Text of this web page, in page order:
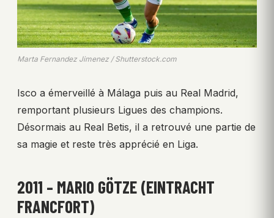
Marta Fernandez Jimenez / Shutterstock.com
Isco a émerveillé à Málaga puis au Real Madrid,
remportant plusieurs Ligues des champions.
Désormais au Real Betis, il a retrouvé une partie de
sa magie et reste très apprécié en Liga.
2011 – MARIO GÖTZE (EINTRACHT
FRANCFORT)